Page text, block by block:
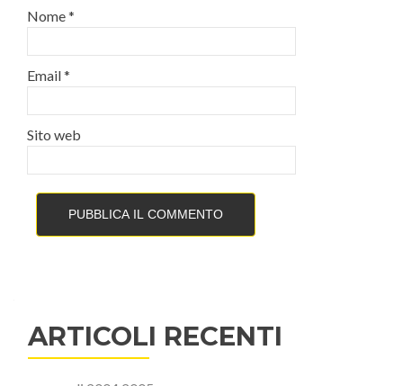
Nome*
Email*
Sito web
ARTICOLI RECENTI